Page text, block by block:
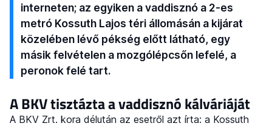
interneten; az egyiken a vaddisznó a 2-es
metró Kossuth Lajos téri állomásán a kijárat
közelében lévő pékség előtt látható, egy
másik felvételen a mozgólépcsőn lefelé, a
peronok felé tart.
A BKV tisztázta a vaddisznó kálváriáját
A BKV Zrt. kora délután az esetről azt írta: a Kossuth